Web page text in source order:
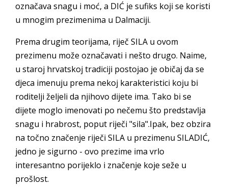
označava snagu i moć, a DIĆ je sufiks koji se koristi
u mnogim prezimenima u Dalmaciji.
Prema drugim teorijama, riječ SILA u ovom
prezimenu može označavati i nešto drugo. Naime,
u staroj hrvatskoj tradiciji postojao je običaj da se
djeca imenuju prema nekoj karakteristici koju bi
roditelji željeli da njihovo dijete ima. Tako bi se
dijete moglo imenovati po nečemu što predstavlja
snagu i hrabrost, poput riječi "sila".Ipak, bez obzira
na točno značenje riječi SILA u prezimenu SILADIĆ,
jedno je sigurno - ovo prezime ima vrlo
interesantno porijeklo i značenje koje seže u
prošlost.